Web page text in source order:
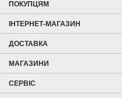
ПОКУПЦЯМ
ІНТЕРНЕТ-МАГАЗИН
ДОСТАВКА
МАГАЗИНИ
СЕРВІС